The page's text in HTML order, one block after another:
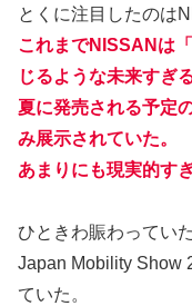
とくに注目したのは
これまでNISSANは
じるような未来すぎ
夏に発売される予定
み展示されていた。
あまりにも現実的す
ひときわ賑わってい
Japan Mobility Show
ていた。